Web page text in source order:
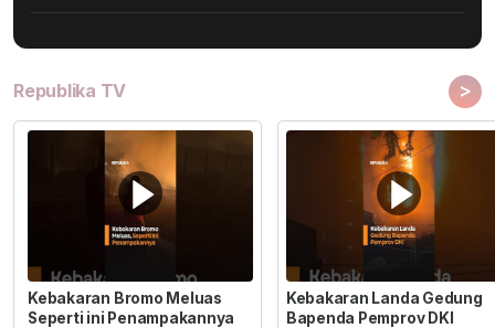
Republika TV >
Kebakaran Bromo Meluas
Seperti ini Penampakannya
Kebakaran Landa Gedung
Bapenda Pemprov DKI